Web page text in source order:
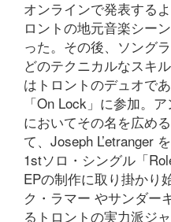
オンラインで発表する
ロントの地元音楽シー
った。その後、ソング
どのテクニカルなスキ
はトロントのデュオで
「On Lock」に参加。
においてその名を広め
て、Joseph L’etranger
1stソロ・シングル「
EPの制作に取り掛かり
ク・ラマー やサンダー
るトロントの実力派ジャ